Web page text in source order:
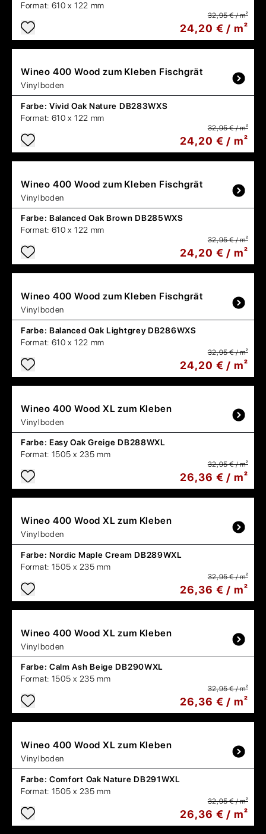
Format: 610 x 122 mm
32,95 € / m²
24,20 € / m²
Wineo 400 Wood zum Kleben Fischgrät
Vinylboden
Farbe: Vivid Oak Nature DB283WXS
Format: 610 x 122 mm
32,95 € / m²
24,20 € / m²
Wineo 400 Wood zum Kleben Fischgrät
Vinylboden
Farbe: Balanced Oak Brown DB285WXS
Format: 610 x 122 mm
32,95 € / m²
24,20 € / m²
Wineo 400 Wood zum Kleben Fischgrät
Vinylboden
Farbe: Balanced Oak Lightgrey DB286WXS
Format: 610 x 122 mm
32,95 € / m²
24,20 € / m²
Wineo 400 Wood XL zum Kleben
Vinylboden
Farbe: Easy Oak Greige DB288WXL
Format: 1505 x 235 mm
32,95 € / m²
26,36 € / m²
Wineo 400 Wood XL zum Kleben
Vinylboden
Farbe: Nordic Maple Cream DB289WXL
Format: 1505 x 235 mm
32,95 € / m²
26,36 € / m²
Wineo 400 Wood XL zum Kleben
Vinylboden
Farbe: Calm Ash Beige DB290WXL
Format: 1505 x 235 mm
32,95 € / m²
26,36 € / m²
Wineo 400 Wood XL zum Kleben
Vinylboden
Farbe: Comfort Oak Nature DB291WXL
Format: 1505 x 235 mm
32,95 € / m²
26,36 € / m²